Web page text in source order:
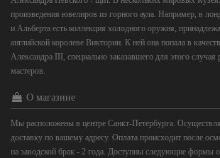
произведения ювелиров из горного аула. Например, в
и Альберта есть коллекция холодного оружия,
английской королеве Виктории. К ней она попала в
Александра III, специально заказавшего для этого случая
мастеров.
О магазине
Мы расположены в центре Санкт-Петербурга.
доставку по вашему адресу. Оплата происходит после
на заводской брак - 2 года. Доступны следующие формы